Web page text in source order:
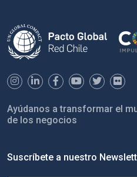
Ayúdanos a transformar el
de los negocios
Suscríbete a nuestro